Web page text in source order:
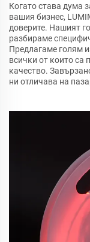
Когато става дума
вашия бизнес,
доверите. Нашият
разбираме
Предлагаме голям
всички от които са
качество.
ни отличава на